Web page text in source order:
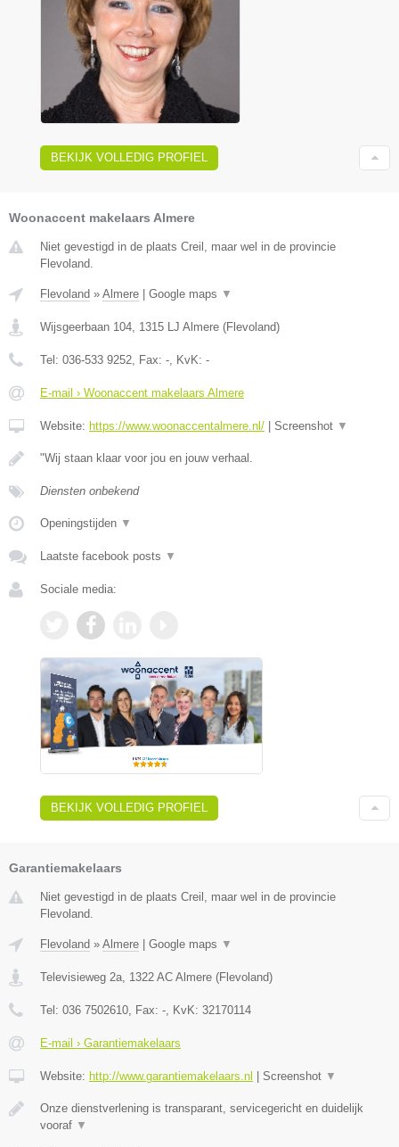
BEKIJK VOLLEDIG PROFIEL
Woonaccent makelaars Almere
Niet gevestigd in de plaats Creil, maar wel in de provincie
Flevoland.
Flevoland » Almere Google maps ▼
Wijsgeerbaan 104, 1315 LJ Almere (Flevoland)
Tel: 036-533 9252, Fax: -, KvK: -
E-mail › Woonaccent makelaars Almere
Website: https://www.woonaccentalmere.nl/ Screenshot ▼
"Wij staan klaar voor jou en jouw verhaal.
Diensten onbekend
Openingstijden ▼
Laatste facebook posts ▼
Sociale media:
BEKIJK VOLLEDIG PROFIEL
Garantiemakelaars
Niet gevestigd in de plaats Creil, maar wel in de provincie
Flevoland.
Flevoland » Almere Google maps ▼
Televisieweg 2a, 1322 AC Almere (Flevoland)
Tel: 036 7502610, Fax: -, KvK: 32170114
E-mail › Garantiemakelaars
Website: http://www.garantiemakelaars.nl Screenshot ▼
Onze dienstverlening is transparant, servicegericht en duidelijk
vooraf ▼